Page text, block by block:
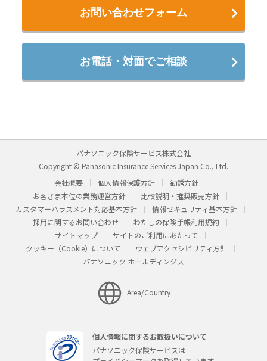
お問い合わせフォーム
お電話・対面でご相談
パナソニック保険サービス株式会社
Copyright © Panasonic Insurance Services Japan Co., Ltd.
会社概要
個人情報保護方針
勧誘方針
お客さま本位の業務運営方針
比較説明・推奨販売方針
カスタマーハラスメント対応基本方針
情報セキュリティ基本方針
採用に関するお問い合わせ
わたしの保険手帳利用規約
サイトマップ
サイトのご利用にあたって
クッキー（Cookie）について
ウェブアクセシビリティ方針
パナソニック ホールディングス
Area/Country
個人情報に関するお取扱いについて
パナソニック保険サービスは